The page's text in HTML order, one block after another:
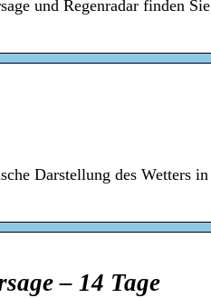
und Regenradar finden
Darstellung des Wetters
– 14 Tage